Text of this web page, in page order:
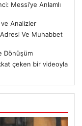
Messi’ye Anlamlı
ve Analizler
Ve Muhabbet
Dönüşüm
çeken bir videoyla